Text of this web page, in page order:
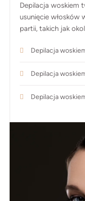
Depilacja woskiem
usunięcie włosków
partii, takich jak
Depilacja
Depilacja
Depilacja